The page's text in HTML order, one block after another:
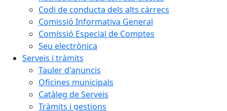
Codi de conducta dels alts càrrecs
Comissió Informativa General
Comissió Especial de Comptes
Seu electrònica
Serveis i tràmits
Tauler d'anuncis
Oficines municipals
Catàleg de Serveis
Tràmits i gestions